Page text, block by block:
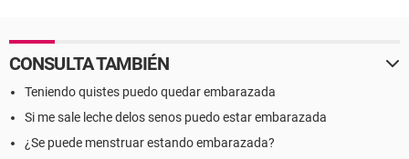
CONSULTA TAMBIÉN
Teniendo quistes puedo quedar embarazada
Si me sale leche delos senos puedo estar embarazada
¿Se puede menstruar estando embarazada?